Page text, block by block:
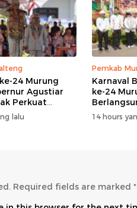
24 Murung
Agustiar
Perkuat
lalu
Pemkab
Karnaval
ke-24
Bupati
14 hours
Required fields are marked *